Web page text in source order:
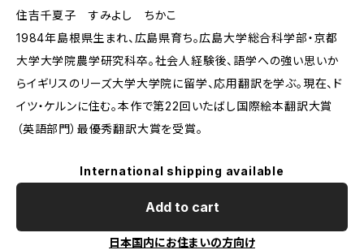
住吉千夏子 すみよし ちかこ
1984年島根県生まれ、広島県育ち。広島大学総合科学部・京都
大学大学院農学研究科卒。社会人経験後、語学への強い思いか
らイギリスのリーズ大学大学院に留学、応用翻訳を学ぶ。現在、ド
イツ・ケルンに住む。本作で第22回いたばし国際絵本翻訳大賞
（英語部門）最優秀翻訳大賞を受賞。
International shipping available
Add to cart
日本国内にお住まいの方向け